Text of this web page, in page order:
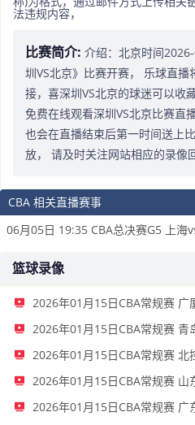
法违规内容，
比赛简介: 介绍：北京时间
圳VS北京》比赛开赛， 乐球直
接，喜深圳VS北京的球迷可以收
免费在线观看深圳VS北京比赛直
也会在直播结束后第一时间送上
放， 请及时关注网站相应的录像
CBA 相关直播赛事
06月05日 19:35 CBA总决赛G5 上海
篮球录像
2026年01月15日CBA常规赛 广
2026年01月15日CBA常规赛 青
2026年01月15日CBA常规赛 北
2026年01月15日CBA常规赛 山
2026年01月15日CBA常规赛 广